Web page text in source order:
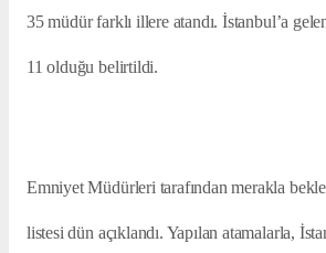
35 müdür farklı illere atandı. İstanbul’a
11 olduğu belirtildi.
Emniyet Müdürleri tarafından merakla
listesi dün açıklandı. Yapılan atamalarla,